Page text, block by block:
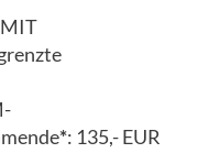
*: 135,- EUR